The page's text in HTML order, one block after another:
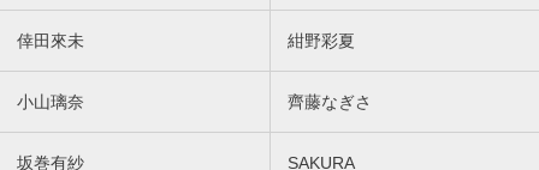
倖田來未 紺野彩夏
小山璃奈 齊藤なぎさ
坂巻有紗 SAKURA